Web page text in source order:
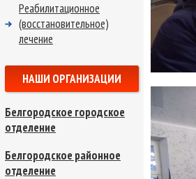
Реабилитационное
(восстановительное)
лечение
НАШИ ОРГАНИЗАЦИИ
Белгородское городское
отделение
Белгородское районное
отделение